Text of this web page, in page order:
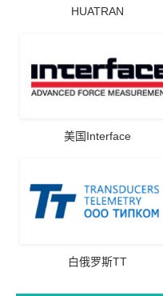
HUATRAN
美国Interface
白俄罗斯TT